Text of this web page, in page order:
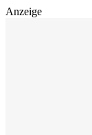
Anzeige